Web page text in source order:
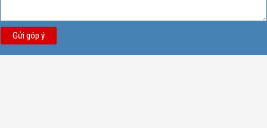
Gửi góp ý